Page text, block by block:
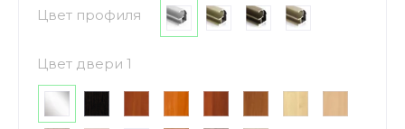
Цвет профиля
Цвет двери 1